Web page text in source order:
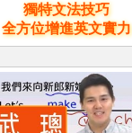
獨特文法技巧
全方位增進英文實力